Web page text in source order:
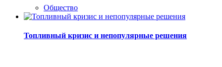
Общество
Топливный кризис и непопулярные решения